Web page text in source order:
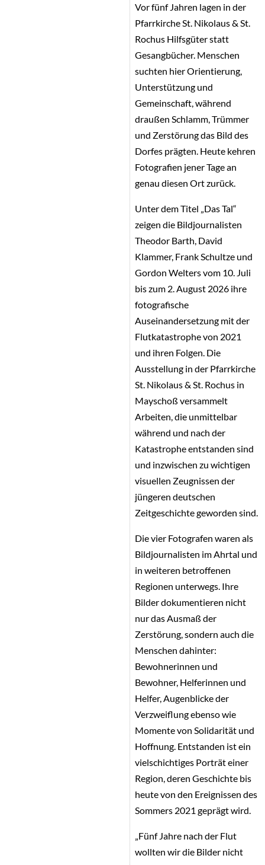
Vor fünf Jahren lagen in der
Pfarrkirche St. Nikolaus & St.
Rochus Hilfsgüter statt
Gesangbücher. Menschen
suchten hier Orientierung,
Unterstützung und
Gemeinschaft, während
draußen Schlamm, Trümmer
und Zerstörung das Bild des
Dorfes prägten. Heute kehren
Fotografien jener Tage an
genau diesen Ort zurück.
Unter dem Titel „Das Tal“
zeigen die Bildjournalisten
Theodor Barth, David
Klammer, Frank Schultze und
Gordon Welters vom 10. Juli
bis zum 2. August 2026 ihre
fotografische
Auseinandersetzung mit der
Flutkatastrophe von 2021
und ihren Folgen. Die
Ausstellung in der Pfarrkirche
St. Nikolaus & St. Rochus in
Mayschoß versammelt
Arbeiten, die unmittelbar
während und nach der
Katastrophe entstanden sind
und inzwischen zu wichtigen
visuellen Zeugnissen der
jüngeren deutschen
Zeitgeschichte geworden sind.
Die vier Fotografen waren als
Bildjournalisten im Ahrtal und
in weiteren betroffenen
Regionen unterwegs. Ihre
Bilder dokumentieren nicht
nur das Ausmaß der
Zerstörung, sondern auch die
Menschen dahinter:
Bewohnerinnen und
Bewohner, Helferinnen und
Helfer, Augenblicke der
Verzweiflung ebenso wie
Momente von Solidarität und
Hoffnung. Entstanden ist ein
vielschichtiges Porträt einer
Region, deren Geschichte bis
heute von den Ereignissen des
Sommers 2021 geprägt wird.
„Fünf Jahre nach der Flut
wollten wir die Bilder nicht